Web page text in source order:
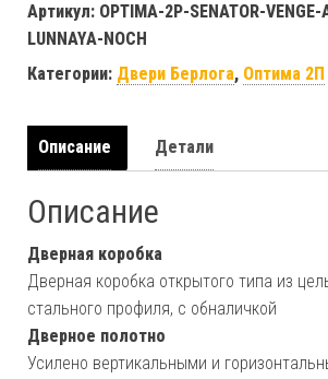
Артикул: OPTIMA-2P-SENATOR-VENGE-
LUNNAYA-NOCH
Категории: Двери Берлога, Оптима 2П
Описание Детали
Описание
Дверная коробка
Дверная коробка открытого типа из
стального профиля, с обналичкой
Дверное полотно
Усилено вертикальными и